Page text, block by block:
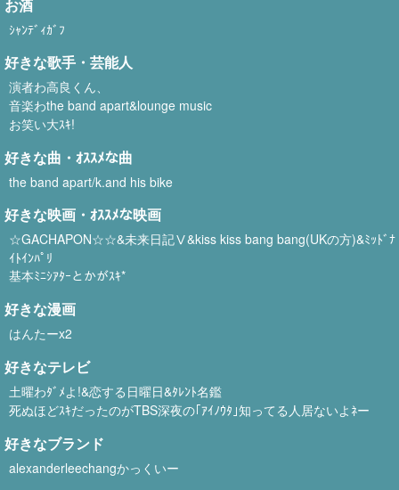
お酒
ｼｬﾝﾃﾞｨｶﾞﾌ
好きな歌手・芸能人
演者わ高良くん、
音楽わthe band apart&lounge music
お笑い大ｽｷ!
好きな曲・ｵｽｽﾒな曲
the band apart/k.and his bike
好きな映画・ｵｽｽﾒな映画
☆GACHAPON☆☆&未来日記Ⅴ&kiss kiss bang bang(UKの方)&ﾐｯﾄﾞﾅ
ｲﾄｲﾝﾊﾟﾘ
基本ﾐﾆｼｱﾀｰとかがｽｷ*
好きな漫画
はんたーx2
好きなテレビ
土曜わﾀﾞﾒよ!&恋する日曜日&ﾀﾚﾝﾄ名鑑
死ぬほどｽｷだったのがTBS深夜の｢ｱｲﾉｳﾀ｣知ってる人居ないよﾈー
好きなブランド
alexanderleechangかっくいー